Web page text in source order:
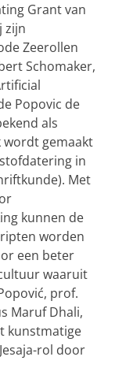
Grant van
zijn
Zeerollen
Schomaker,
Popovic de
als
wordt gemaakt
in
Met
kunnen de
worden
een beter
waaruit
prof.
Maruf Dhali,
kunstmatige
rol door